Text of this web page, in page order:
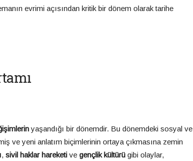
evrimi açısından kritik bir dönem olarak tarihe
yaşandığı bir dönemdir. Bu dönemdeki sosyal ve
ve yeni anlatım biçimlerinin ortaya çıkmasına zemin
, sivil haklar hareketive gençlik kültürügibi olaylar,